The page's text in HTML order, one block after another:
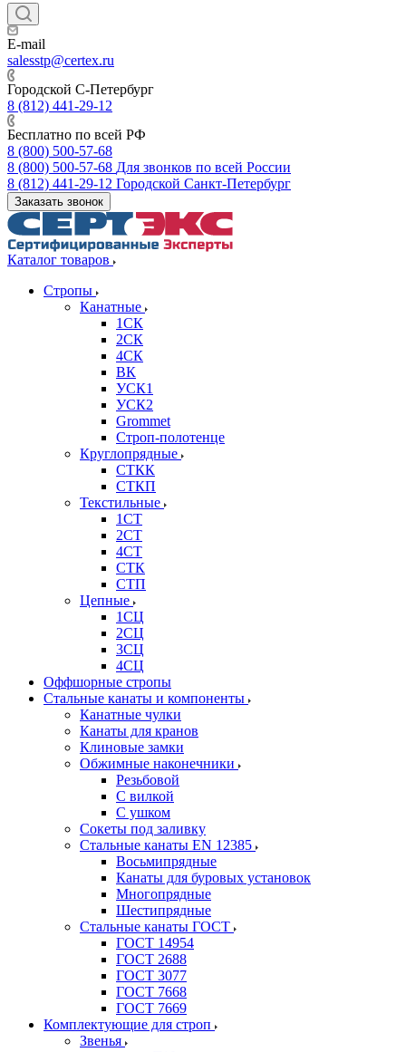
E-mail
salesstp@certex.ru
Городской С-Петербург
8 (812) 441-29-12
Бесплатно по всей РФ
8 (800) 500-57-68
8 (800) 500-57-68 Для звонков по всей России
8 (812) 441-29-12 Городской Санкт-Петербург
Заказать звонок
Каталог товаров
Стропы
Канатные
1СК
2СК
4СК
ВК
УСК1
УСК2
Grommet
Строп-полотенце
Круглопрядные
СТКК
СТКП
Текстильные
1СТ
2СТ
4СТ
СТК
СТП
Цепные
1СЦ
2СЦ
3СЦ
4СЦ
Оффшорные стропы
Стальные канаты и компоненты
Канатные чулки
Канаты для кранов
Клиновые замки
Обжимные наконечники
Резьбовой
С вилкой
С ушком
Сокеты под заливку
Стальные канаты EN 12385
Восьмипрядные
Канаты для буровых установок
Многопрядные
Шестипрядные
Стальные канаты ГОСТ
ГОСТ 14954
ГОСТ 2688
ГОСТ 3077
ГОСТ 7668
ГОСТ 7669
Комплектующие для строп
Звенья